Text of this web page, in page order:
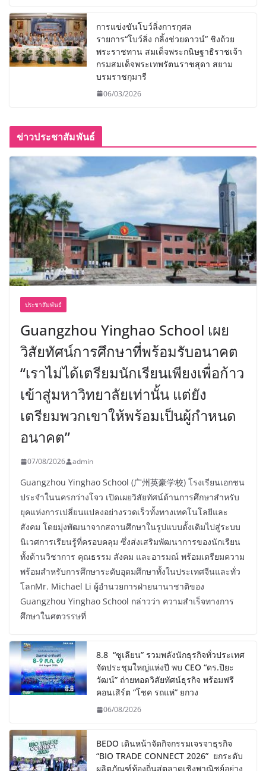
การแข่งขันโบว์ลิ่งการกุศล
รายการ“โบว์ลิ่ง กลิ้งช่วยดาวน์” ชิงถ้วย
พระราชทาน สมเด็จพระกนิษฐาธิราชเจ้า
กรมสมเด็จพระเทพรัตนราชสุดา สยาม
บรมราชกุมารี
06/03/2026
ข่าวประชาสัมพันธ์
ประชาสัมพันธ์
Guangzhou Yinghao School เผย
วิสัยทัศน์การศึกษาที่พร้อมรับอนาคต
“เราไม่ได้เตรียมนักเรียนเพียงเพื่อก้าว
เข้าสู่มหาวิทยาลัยเท่านั้น แต่ยัง
เตรียมพวกเขาให้พร้อมเป็นผู้กำหนด
อนาคต”
07/08/2026 admin
Guangzhou Yinghao School (广州英豪学校) โรงเรียนเอกชน
ประจำในนครกว่างโจว เปิดเผยวิสัยทัศน์ด้านการศึกษาสำหรับ
ยุคแห่งการเปลี่ยนแปลงอย่างรวดเร็วทั้งทางเทคโนโลยีและ
สังคม โดยมุ่งพัฒนาจากสถานศึกษาในรูปแบบดั้งเดิมไปสู่ระบบ
นิเวศการเรียนรู้ที่ครอบคลุม ซึ่งส่งเสริมพัฒนาการของนักเรียน
ทั้งด้านวิชาการ คุณธรรม สังคม และอารมณ์ พร้อมเตรียมความ
พร้อมสำหรับการศึกษาระดับอุดมศึกษาทั้งในประเทศจีนและทั่ว
โลกMr. Michael Li ผู้อำนวยการฝ่ายนานาชาติของ
Guangzhou Yinghao School กล่าวว่า ความสำเร็จทางการ
ศึกษาในศตวรรษที่
8.8 “ซูเลียน” รวมพลังนักธุรกิจทั่วประเทศ
จัดประชุมใหญ่แห่งปี พบ CEO “ดร.ปิยะ
วัฒน์” ถ่ายทอดวิสัยทัศน์ธุรกิจ พร้อมฟรี
คอนเสิร์ต “โชค รถแห่” ยกวง
06/08/2026
BEDO เดินหน้าจัดกิจกรรมเจรจาธุรกิจ
“BIO TRADE CONNECT 2026” ยกระดับ
ผลิตภัณฑ์ท้องถิ่นสู่ตลาดเชิงพาณิชย์อย่าง